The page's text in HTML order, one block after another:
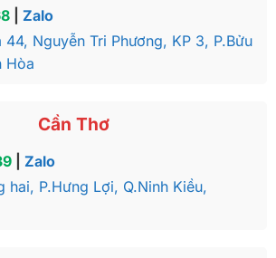
| Zalo
Nguyễn Tri Phương, KP 3, P.Bửu
Hòa
Cần Thơ
| Zalo
hai, P.Hưng Lợi, Q.Ninh Kiều,